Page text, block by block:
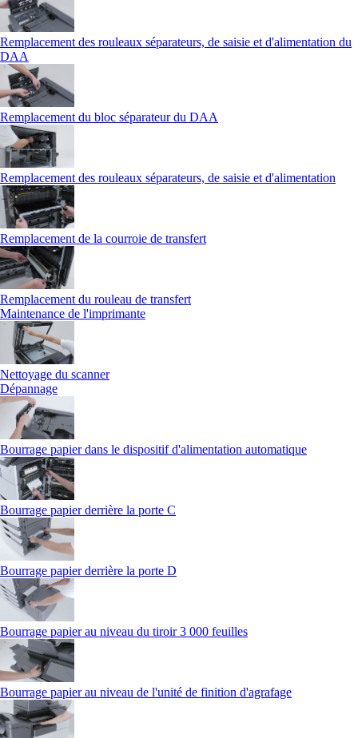
Remplacement des rouleaux séparateurs, de saisie et d'alimentation du
DAA
Remplacement du bloc séparateur du DAA
Remplacement des rouleaux séparateurs, de saisie et d'alimentation
Remplacement de la courroie de transfert
Remplacement du rouleau de transfert
Maintenance de l'imprimante
Nettoyage du scanner
Dépannage
Bourrage papier dans le dispositif d'alimentation automatique
Bourrage papier derrière la porte C
Bourrage papier derrière la porte D
Bourrage papier au niveau du tiroir 3 000 feuilles
Bourrage papier au niveau de l'unité de finition d'agrafage